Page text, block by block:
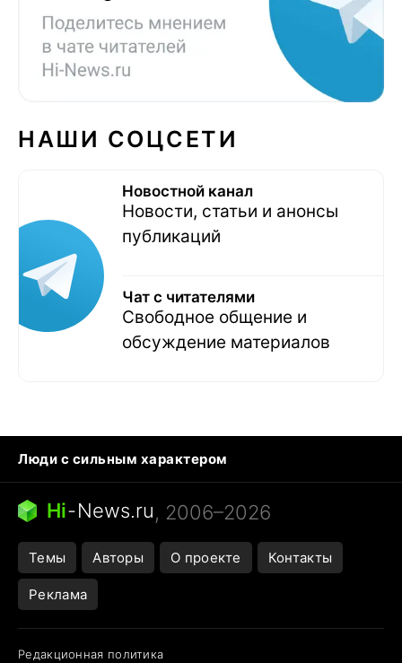
НАШИ СОЦСЕТИ
Новостной канал
Новости, статьи и анонсы
публикаций
Чат с читателями
Свободное общение и
обсуждение материалов
Люди с сильным характером
Кошка писает на кровать
Тунцы в океанариуме
Ядовитые пауки России
Города в ядерной войне
Открытие в Google Maps
Hi-News.ru, 2006–2026
Темы Авторы О проекте Контакты
Реклама
Редакционная политика